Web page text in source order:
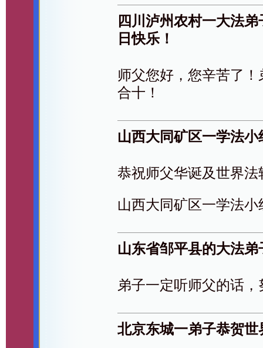
四川泸州农村一大法
日快乐！
师父您好，您辛苦了
合十！
山西大同矿区一学法
恭祝师父华诞及世界
山西大同矿区一学法
山东省邹平县的大法
弟子一定听师父的话
北京东城一弟子恭贺